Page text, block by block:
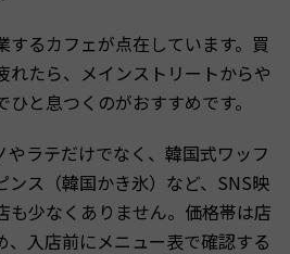
するカフェが点在しています。買
れたら、メインストリートからや
と息つくのがおすすめです。
やラテだけでなく、韓国式ワッフ
ンス（韓国かき氷）など、SNS映
も少なくありません。価格帯は店
、入店前にメニュー表で確認する